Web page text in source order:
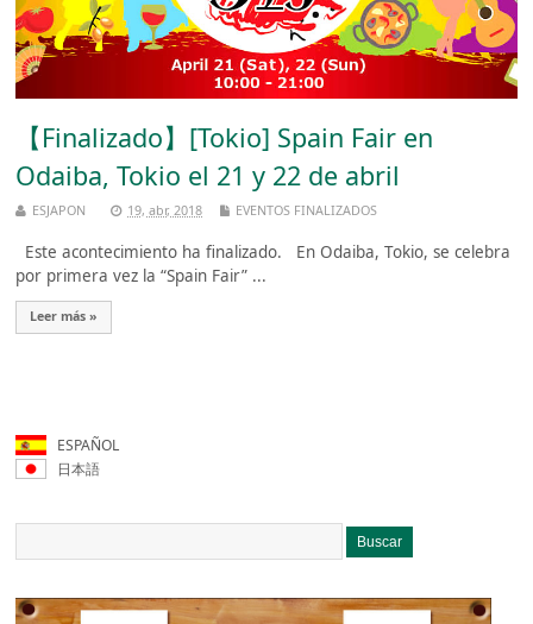
【Finalizado】[Tokio] Spain Fair en
Odaiba, Tokio el 21 y 22 de abril
ESJAPON 19, abr, 2018 EVENTOS FINALIZADOS
Este acontecimiento ha finalizado. En Odaiba, Tokio, se celebra
por primera vez la “Spain Fair” ...
Leer más »
ESPAÑOL
日本語